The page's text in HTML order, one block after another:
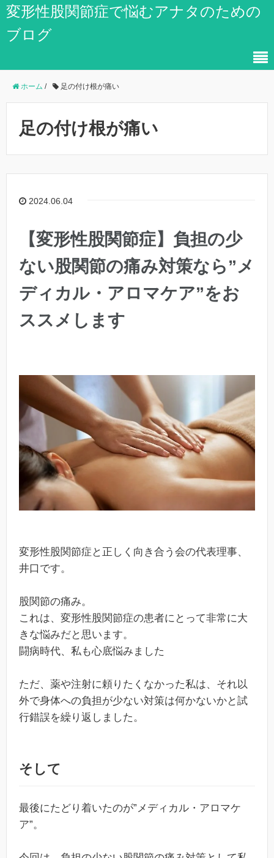
変形性股関節症で悩むアナタのための
ブログ
ホーム / 足の付け根が痛い
足の付け根が痛い
2024.06.04
【変形性股関節症】負担の少
ない股関節の痛み対策なら”メ
ディカル・アロマケア”をお
ススメします
変形性股関節症と正しく向き合う会の代表理事、
井口です。
股関節の痛み。
これは、変形性股関節症の患者にとって非常に大
きな悩みだと思います。
闘病時代、私も心底悩みました
ただ、薬や注射に頼りたくなかった私は、それ以
外で身体への負担が少ない対策は何かないかと試
行錯誤を繰り返しました。
そして
最後にたどり着いたのが”メディカル・アロマケ
ア”。